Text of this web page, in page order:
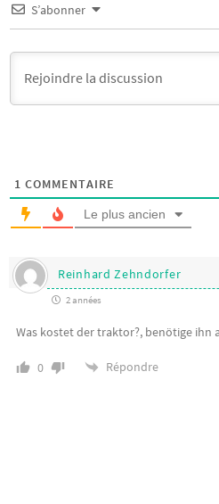
S’abonner
1 COMMENTAIRE
Le plus ancien
Reinhard Zehndorfer
2 années
Was kostet der traktor?, benötige ihn
0 Répondre